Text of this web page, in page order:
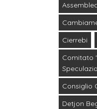
Cierrebi
Comitato
Consiglio
Detjon